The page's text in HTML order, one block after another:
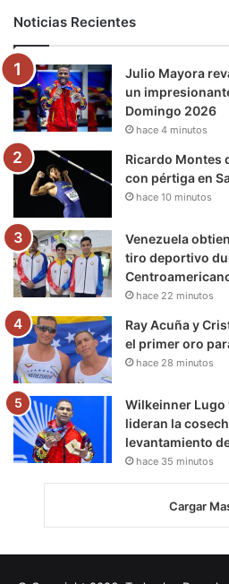
o
o
k
e
r
b
e
Noticias Recientes
Julio Mayora
un
Domingo 2026
hace 4 minutos
Ricardo Montes
con pértiga en
hace 10 minutos
Venezuela
tiro deportivo
hace 22 minutos
Ray Acuña y
el primer oro
hace 28 minutos
Wilkeinner Lugo
lideran la
levantamiento
hace 35 minutos
Cargar